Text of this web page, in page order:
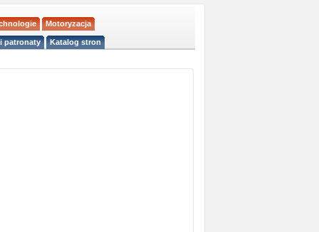
Motoryzacja
patronaty Katalog stron